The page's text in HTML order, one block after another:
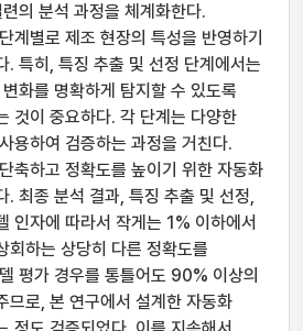
의 분석 과정을 체계화한다.
계별로 제조 현장의 특성을 반영하기
. 특히, 특징 추출 및 선정 단계에서는
화를 명확하게 탐지할 수 있도록
것이 중요하다. 각 단계는 다양한
용하여 검증하는 과정을 거친다.
축하고 정확도를 높이기 위한 자동화
. 최종 분석 결과, 특징 추출 및 선정,
인자에 따라서 작게는 1% 이하에서
회하는 상당히 다른 정확도를
평가 경우를 통틀어도 90% 이상의
므로, 본 연구에서 설계한 자동화